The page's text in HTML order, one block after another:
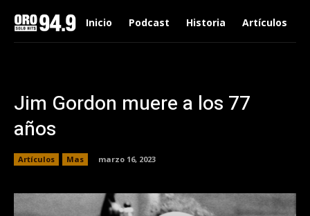
Inicio Podcast Historia Artículos
Jim Gordon muere a los 77
años
Artículos Mas marzo 16, 2023